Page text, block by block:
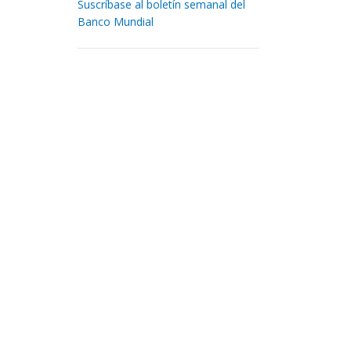
Suscríbase al boletín semanal del
Banco Mundial